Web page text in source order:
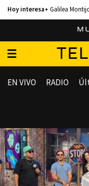
Galilea
EN VIVO RADIO